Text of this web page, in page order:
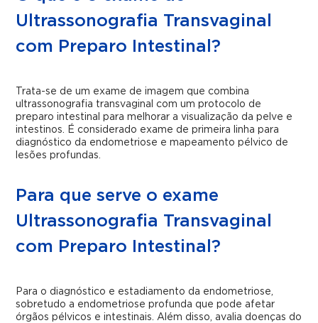
Ultrassonografia Transvaginal
com Preparo Intestinal?
Trata-se de um exame de imagem que combina
ultrassonografia transvaginal com um protocolo de
preparo intestinal para melhorar a visualização da pelve e
intestinos. É considerado exame de primeira linha para
diagnóstico da endometriose e mapeamento pélvico de
lesões profundas.
Para que serve o exame
Ultrassonografia Transvaginal
com Preparo Intestinal?
Para o diagnóstico e estadiamento da endometriose,
sobretudo a endometriose profunda que pode afetar
órgãos pélvicos e intestinais. Além disso, avalia doenças do